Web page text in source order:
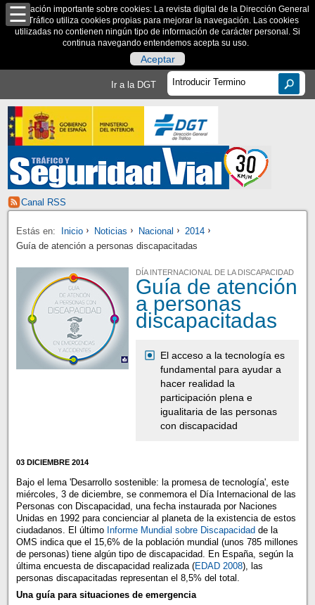
Información importante sobre cookies: La revista digital de la Dirección General
de Tráfico utiliza cookies propias para mejorar la navegación. Las cookies
utilizadas no contienen ningún tipo de información de carácter personal. Si
continua navegando entendemos acepta su uso.
Aceptar
Ir a la DGT
Canal RSS
Estás en: Inicio Noticias Nacional
2014
Guía de atención a personas discapacitadas
DÍA INTERNACIONAL DE LA DISCAPACIDAD
Guía de atención
a personas
discapacitadas
El acceso a la tecnología es
fundamental para ayudar a
hacer realidad la
participación plena e
igualitaria de las personas
con discapacidad
03 DICIEMBRE 2014
Bajo el lema 'Desarrollo sostenible: la promesa de tecnología', este
miércoles, 3 de diciembre, se conmemora el Día Internacional de las
Personas con Discapacidad, una fecha instaurada por Naciones
Unidas en 1992 para concienciar al planeta de la existencia de estos
ciudadanos. El últimoInforme Mundial sobre Discapacidad de la
OMS indica que el 15,6% de la población mundial (unos 785 millones
de personas) tiene algún tipo de discapacidad. En España, según la
última encuesta de discapacidad realizada (EDAD 2008), las
personas discapacitadas representan el 8,5% del total.
Una guía para situaciones de emergencia